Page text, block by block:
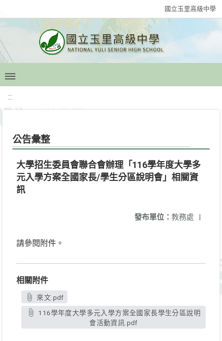
國立玉里高級中學
:::
公告彙整
大學招生委員會聯合會辦理「116學年度大學多
元入學方案全國家長/學生分區說明會」相關資
訊
發布單位： 教務處 |
請參閱附件。
相關附件
來文.pdf
會活動資訊.pdf